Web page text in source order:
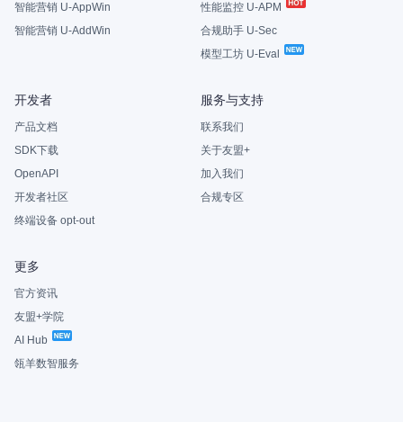
智能营销 U-AppWin
智能营销 U-AddWin
性能监控 U-APM
合规助手 U-Sec
模型工坊 U-Eval
开发者
产品文档
SDK下载
OpenAPI
开发者社区
终端设备 opt-out
服务与支持
联系我们
关于友盟+
加入我们
合规专区
更多
官方资讯
友盟+学院
AI Hub
瓴羊数智服务